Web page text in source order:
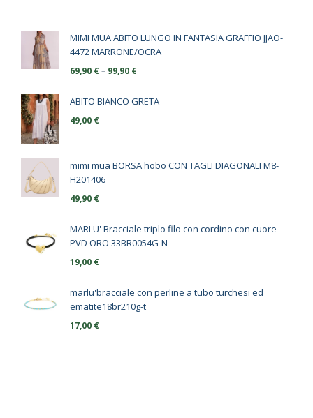
MIMI MUA ABITO LUNGO IN FANTASIA GRAFFIO JJAO-
4472 MARRONE/OCRA
69,90 €– 99,90 €
ABITO BIANCO GRETA
49,00 €
mimi mua BORSA hobo CON TAGLI DIAGONALI M8-
H201406
49,90 €
MARLU' Bracciale triplo filo con cordino con cuore
PVD ORO 33BR0054G-N
19,00 €
marlu'bracciale con perline a tubo turchesi ed
ematite18br210g-t
17,00 €